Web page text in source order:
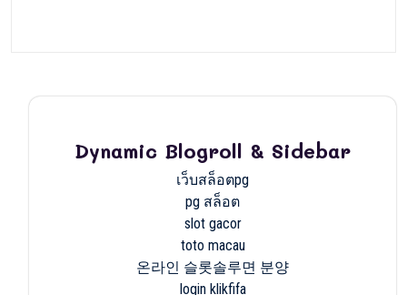
Dynamic Blogroll & Sidebar
เว็บสล็อตpg
pg สล็อต
slot gacor
toto macau
온라인 슬롯솔루면 분양
login klikfifa